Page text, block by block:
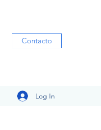
Contacto
Log In